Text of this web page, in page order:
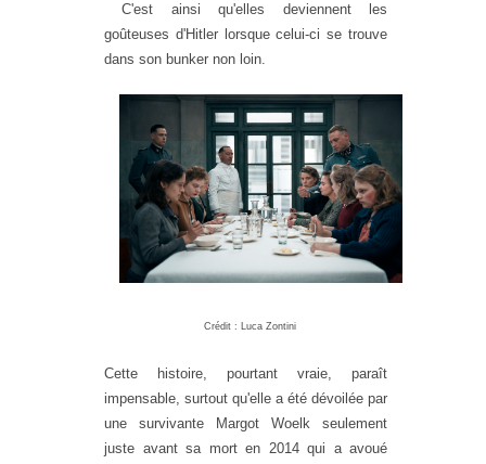
C'est ainsi qu'elles deviennent les
goûteuses d'Hitler lorsque celui-ci se trouve
dans son bunker non loin.
Crédit : Luca Zontini
Cette histoire, pourtant vraie, paraît
impensable, surtout qu'elle a été dévoilée par
une survivante Margot Woelk seulement
juste avant sa mort en 2014 qui a avoué